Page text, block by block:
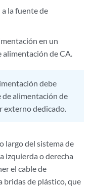
la fuente de
en un
de CA.
debe
de alimentación de
externo dedicado.
largo del sistema de
izquierda o derecha
el cable de
bridas de plástico, que